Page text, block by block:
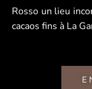
Rosso un lieu
cacaos fins à La